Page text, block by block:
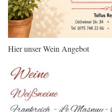
Hier unser Wein Angebot